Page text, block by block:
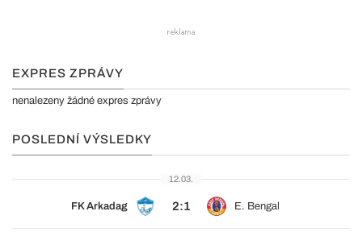
EXPRES ZPRÁVY
nenalezeny žádné expres zprávy
POSLEDNÍ VÝSLEDKY
12.03.
FK Arkadag 2:1 E. Bengal